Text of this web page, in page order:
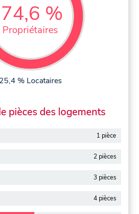
74,6 %
Propriétaires
25,4 % Locataires
pièces des logements
1 pièce
2 pièces
3 pièces
4 pièces